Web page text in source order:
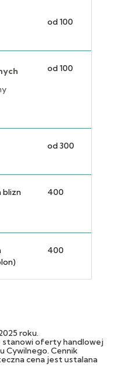
od 100
od 100
od 300
blizn
400
400
roku.
stanowi oferty handlowej
Cywilnego. Cennik
cena jest ustalana